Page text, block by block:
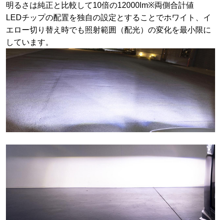
明るさは純正と比較して10倍の12000lm※両側合計値
LEDチップの配置を独自の設定とすることでホワイト、イ
エロー切り替え時でも照射範囲（配光）の変化を最小限に
しています。